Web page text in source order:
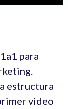
para
estructura
video